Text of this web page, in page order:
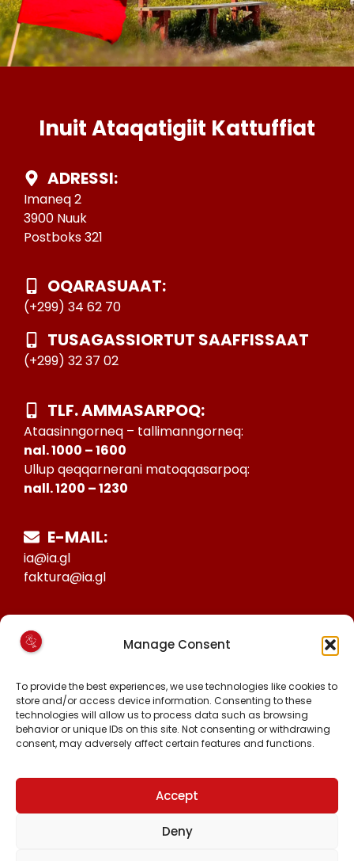
Manage Consent
To provide the best experiences, we use technologies like cookies to
store and/or access device information. Consenting to these
technologies will allow us to process data such as browsing
behavior or unique IDs on this site. Not consenting or withdrawing
consent, may adversely affect certain features and functions.
Accept
Deny
Inuit Ataqatigiit Kattuffiat
ADRESSI:
Imaneq 2
3900 Nuuk
Postboks 321
OQARASUAAT:
(+299) 34 62 70
TUSAGASSIORTUT SAAFFISSAAT
(+299) 32 37 02
TLF. AMMASARPOQ:
Ataasinngorneq – tallimanngorneq:
nal. 1000 – 1600
Ullup qeqqarnerani matoqqasarpoq:
nall. 1200 – 1230
E-MAIL:
ia@ia.gl
faktura@ia.gl
25027388
KONTO NR:
6471-1511626
MALINNAAVIGISIGUT
TIKTOK